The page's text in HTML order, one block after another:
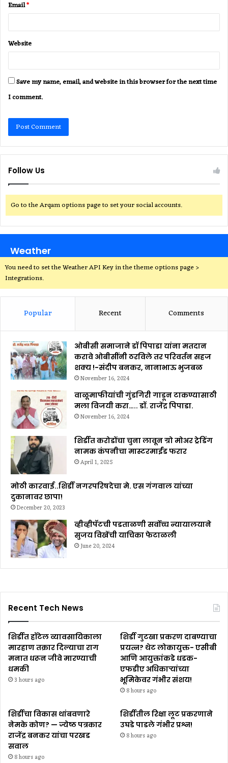
Email*
Website
Save my name, email, and website in this browser for the next time
I comment.
Follow Us
Go to the Arqam options page to set your social accounts.
Weather
You need to set the Weather API Key in the theme options page >
Integrations.
Popular Recent Comments
ओबीसी समाजाने डॉ पिपाडा यांना मतदान
करावे ओबीसींनी ठरविले तर परिवर्तन सहज
शक्य !-संदीप बनकर, नानाभाऊ भुजबळ
November 16, 2024
वाळूमाफीयांची गुंडगिरी गाडून टाकण्यासाठी
मला विजयी करा….. डॉ. राजेंद्र पिपाडा.
November 16, 2024
शिर्डीत करोडोंचा चुना लावून ग्रो मोअर ट्रेडिंग
नामक कंपनीचा मास्टरमाईंड फरार
April 1, 2025
मोठी कारवाई..शिर्डी नगरपरिषदेचा मे. एस गंगवाल यांच्या
दुकानावर छापा!
December 20, 2023
व्हीव्हीपॅटची पडताळणी सर्वोच्च न्यायालयाने
सुजय विखेंची याचिका फेटाळली
June 20, 2024
Recent Tech News
शिर्डीत हॉटेल व्यावसायिकाला
मारहाण तक्रार दिल्याचा राग
मनात धरून जीवे मारण्याची
धमकी
3 hours ago
शिर्डी गुटखा प्रकरण दाबण्याचा
प्रयत्न? थेट लोकायुक्त- एसीबी
आणि आयुक्तांकडे धडक-
एफडीए अधिकाऱ्यांच्या
भूमिकेवर गंभीर संशय!
8 hours ago
शिर्डीचा विकास थांबवणारे
नेमके कोण? — ज्येष्ठ पत्रकार
राजेंद्र बनकर यांचा परखड
सवाल
8 hours ago
शिर्डीतील रिक्षा लूट प्रकरणाने
उघडे पाडले गंभीर प्रश्न!
8 hours ago